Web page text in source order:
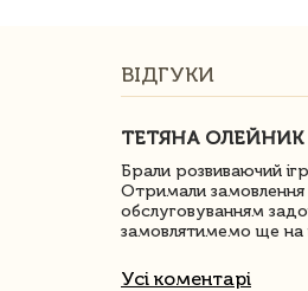
ВІДГУКИ
ТЕТЯНА ОЛЕЙНИК
Брали розвиваючий
Отримали замовлення
обслуговуванням
замовлятимемо ще на
Усі коментарі